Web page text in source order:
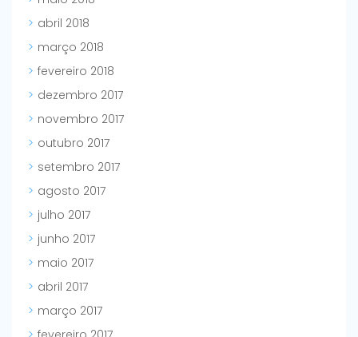
abril 2018
março 2018
fevereiro 2018
dezembro 2017
novembro 2017
outubro 2017
setembro 2017
agosto 2017
julho 2017
junho 2017
maio 2017
abril 2017
março 2017